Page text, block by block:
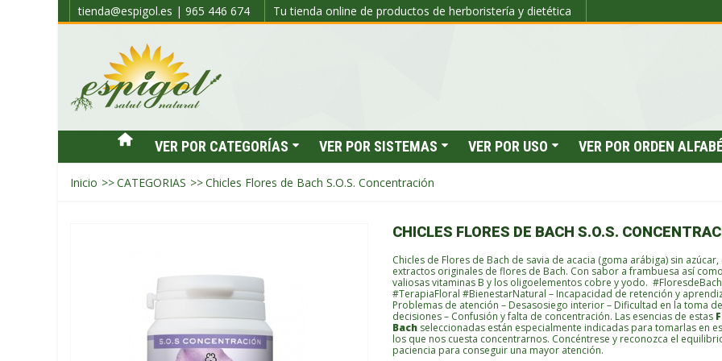
tienda@espigol.es | 965 446 674 Tu tienda online de productos de herboristería y dietética
VER POR CATEGORÍAS VER POR SISTEMAS VER POR USO VER POR ORDEN
Inicio >>CATEGORIAS >>Chicles Flores de Bach S.O.S. Concentración
CHICLES FLORES DE BACH S.O.S.
Chicles de Flores de Bach de savia de acacia (goma arábiga) sin azúcar,
extractos originales de flores de Bach. Con sabor a frambuesa así
valiosas vitaminas B y los oligoelementos cobre y yodo. #FloresdeBach
#TerapiaFloral #BienestarNatural – Incapacidad de retención y
Problemas de atención – Desasosiego interior– Dificultad en la toma de
decisiones– Confusión y falta de concentración. Las esencias de estas
Bachseleccionadas están especialmente indicadas para tomarlas en
los que nos cuesta concentrarnos. Concéntrese y reconozca el
paciencia para conseguir una mayor atención.